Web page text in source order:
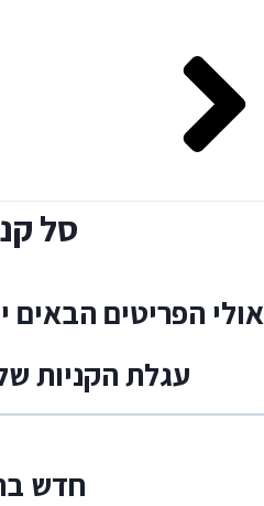
סל
אולי הפריטים הבאים
עגלת הקניות
חדש